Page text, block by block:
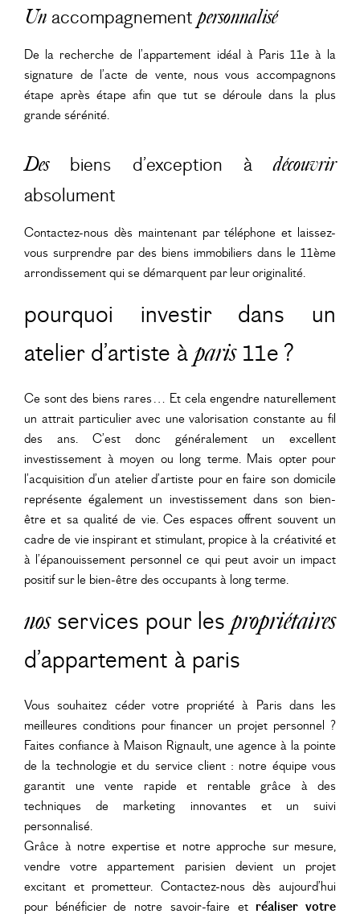
Un accompagnementpersonnalisé
De la recherche de l’appartement idéal à Paris 11e à la
signature de l’acte de vente, nous vous accompagnons
étape après étape afin que tut se déroule dans la plus
grande sérénité.
Desbiens d’exception àdécouvrir
absolument
Contactez-nous dès maintenant par téléphone et laissez-
vous surprendre par des biens immobiliers dans le 11ème
arrondissement qui se démarquent par leur originalité.
pourquoi investir dans un
atelier d’artiste àparis11e ?
Ce sont des biens rares… Et cela engendre naturellement
un attrait particulier avec une valorisation constante au fil
des ans. C’est donc généralement un excellent
investissement à moyen ou long terme. Mais opter pour
l’acquisition d’un atelier d’artiste pour en faire son domicile
représente également un investissement dans son bien-
être et sa qualité de vie. Ces espaces offrent souvent un
cadre de vie inspirant et stimulant, propice à la créativité et
à l’épanouissement personnel ce qui peut avoir un impact
positif sur le bien-être des occupants à long terme.
nosservices pour lespropriétaires
d’appartement à paris
Vous souhaitez céder votre propriété à Paris dans les
meilleures conditions pour financer un projet personnel ?
Faites confiance à Maison Rignault, une agence à la pointe
de la technologie et du service client : notre équipe vous
garantit une vente rapide et rentable grâce à des
techniques de marketing innovantes et un suivi
personnalisé.
Grâce à notre expertise et notre approche sur mesure,
vendre votre appartement parisien devient un projet
excitant et prometteur. Contactez-nous dès aujourd’hui
pour bénéficier de notre savoir-faire et réaliser votre